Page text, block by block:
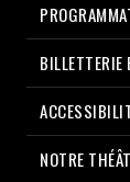
BILLETTERIE
NOTRE